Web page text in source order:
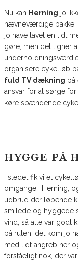
Nu kan Herning jo
nævneværdige bakke,
jo have lavet en lidt
gøre, men det ligner
organisere cykelløb
fuld TV dækning på
ansvar for at sørge
køre spændende
HYGGE PÅ
I stedet fik vi et
omgange i Herning,
udbrud der løbende
smilede og hyggede
vind, så alle var godt
på ruten, det kom jo
med lidt angreb her
forståeligt nok, der